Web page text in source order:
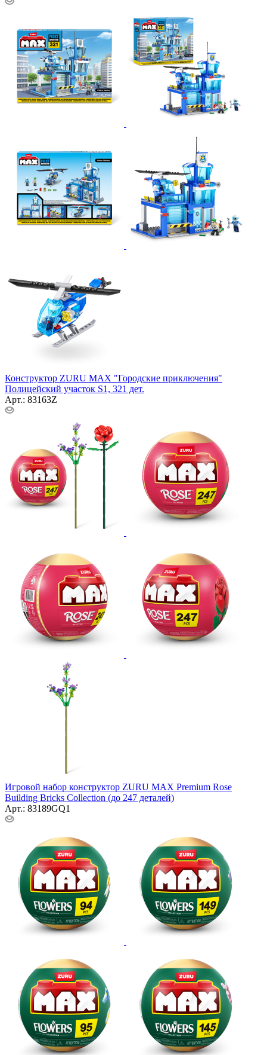
Конструктор ZURU MAX "Городские приключения"
Полицейский участок S1, 321 дет.
Арт.: 83163Z
Игровой набор конструктор ZURU MAX Premium Rose
Building Bricks Collection (до 247 деталей)
Арт.: 83189GQ1